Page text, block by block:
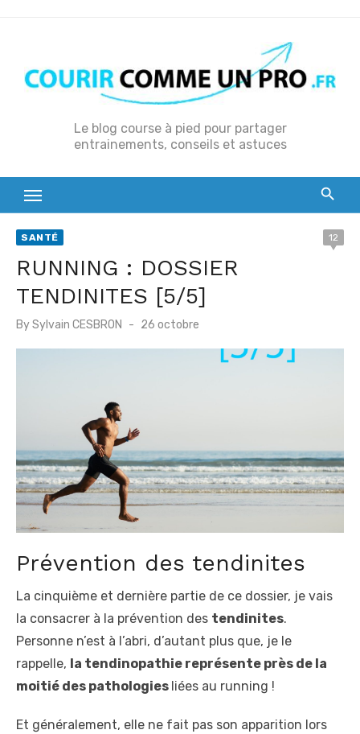
t
Le blog course à pied pour partager
entrainements, conseils et astuces
SANTÉ 12
RUNNING : DOSSIER
TENDINITES [5/5]
BySylvain CESBRON
P
s
26 octobre
Prévention des tendinites
La cinquième et dernière partie de ce dossier, je vais
la consacrer à la prévention des tendinites.
Personne n’est à l’abri, d’autant plus que, je le
rappelle, la tendinopathie représente près de la
moitié des pathologies liées au running !
Et généralement, elle ne fait pas son apparition lors